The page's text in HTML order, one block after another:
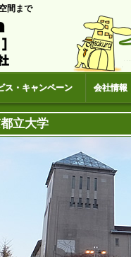
間まで
ス・キャンペーン 会社情報
立大学